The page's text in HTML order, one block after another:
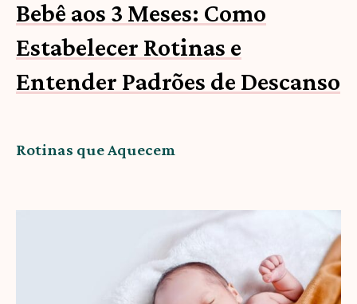
Bebê aos 3 Meses: Como
Estabelecer Rotinas e
Entender Padrões de Descanso
Rotinas que Aquecem